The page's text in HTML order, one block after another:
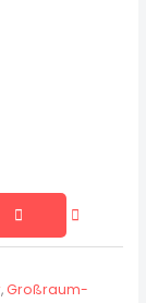
, Großraum-